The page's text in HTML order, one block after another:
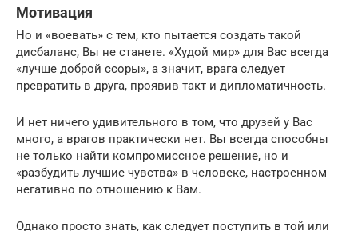
Мотивация
Но и «воевать» с тем, кто пытается создать такой
дисбаланс, Вы не станете. «Худой мир» для Вас всегда
«лучше доброй ссоры», а значит, врага следует
превратить в друга, проявив такт и дипломатичность.
И нет ничего удивительного в том, что друзей у Вас
много, а врагов практически нет. Вы всегда способны
не только найти компромиссное решение, но и
«разбудить лучшие чувства» в человеке, настроенном
негативно по отношению к Вам.
Однако просто знать, как следует поступить в той или